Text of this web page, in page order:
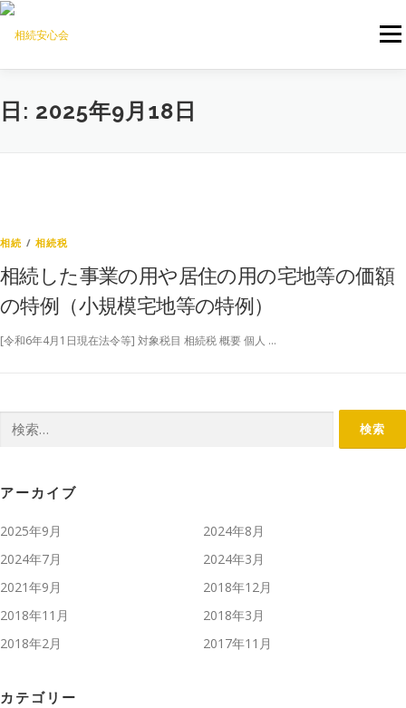
コンテンツへスキップ
メニ
ご相談について 当会について
M&Aコンサルティング
日: 2025年9月18日
相続 /相続税
相続した事業の用や居住の用の宅地等の価額
の特例（小規模宅地等の特例）
[令和6年4月1日現在法令等] 対象税目 相続税 概要 個人 …
検索:
アーカイブ
2025年9月
2024年8月
2024年7月
2024年3月
2021年9月
2018年12月
2018年11月
2018年3月
2018年2月
2017年11月
カテゴリー